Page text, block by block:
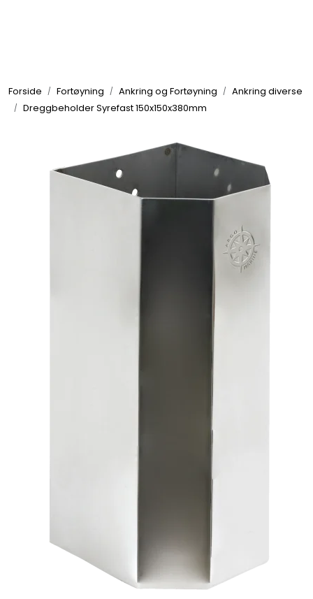
Forside Fortøyning Ankring og Fortøyning
Ankring diverse
Dreggbeholder Syrefast 150x150x380mm
Elektrisk